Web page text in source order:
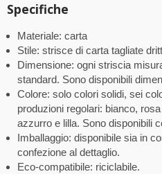
Specifiche
Materiale: carta
Stile: strisce di carta tagliate
Dimensione: ogni striscia
standard. Sono disponibili
Colore: solo colori solidi, sei
produzioni regolari: bianco,
azzurro e lilla. Sono disponibili
Imballaggio: disponibile sia in
confezione al dettaglio.
Eco-compatibile: riciclabile.